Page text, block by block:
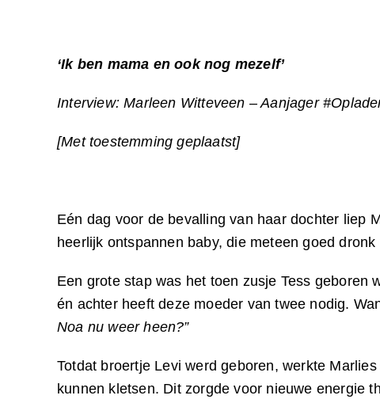
‘Ik ben mama en ook nog mezelf’
Interview: Marleen Witteveen – Aanjager
[Met toestemming geplaatst]
Eén dag voor de bevalling van haar dochter liep
heerlijk ontspannen baby, die meteen goed dronk
Een grote stap was het toen zusje Tess geboren
én achter heeft deze moeder van twee nodig.
Noa nu weer heen?”
Totdat broertje Levi werd geboren, werkte
kunnen kletsen. Dit zorgde voor nieuwe energie